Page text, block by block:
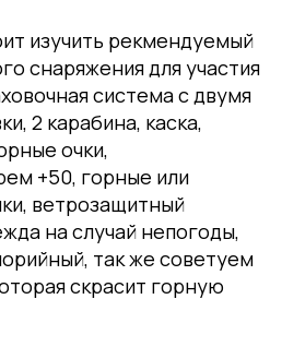
изучить рекмендуемый
снаряжения для участия
система с двумя
2 карабина, каска,
очки,
+50, горные или
ветрозащитный
на случай непогоды,
так же советуем
скрасит горную